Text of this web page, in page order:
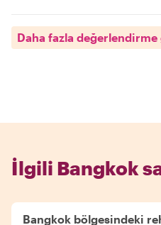
Daha fazla değerlendirme
İlgili Bangkok
Bangkok bölgesindeki